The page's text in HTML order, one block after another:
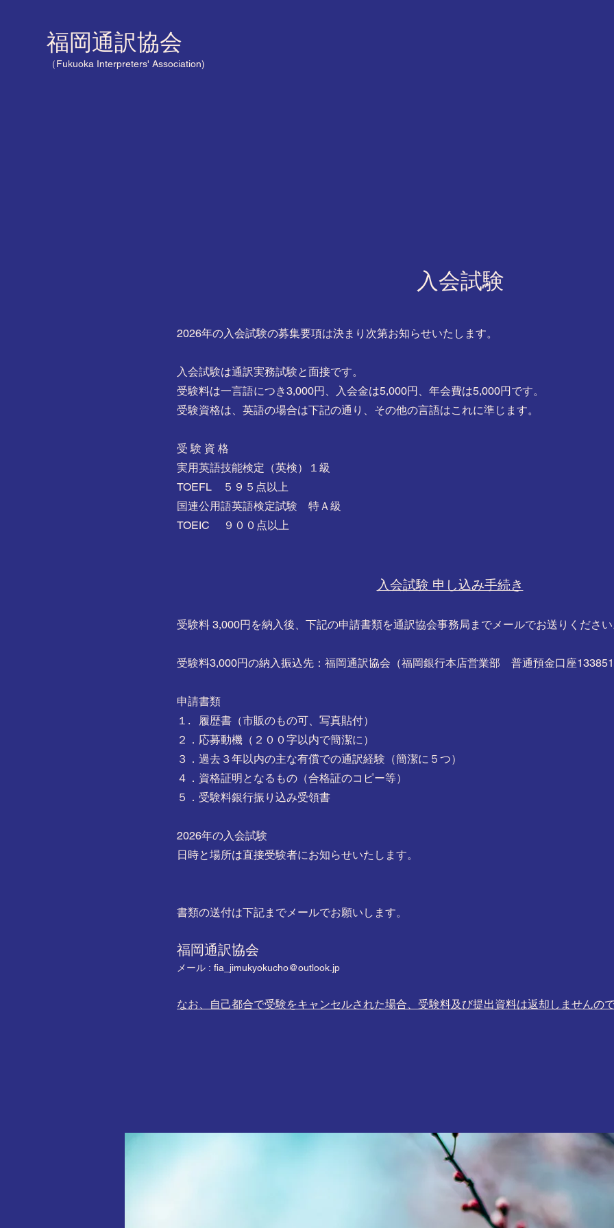
福岡通訳協会
（Fukuoka Interpreters' Association)
​入会試験
2026年の入会試験の募集要項は決まり次第お知らせいたします。
入会試験は通訳実務試験と面接です。
受験料は一言語につき3,000円、入会金は5,000円、 年会費は5,000円です。
受験資格は、英語の場合は下記の通り、その他の言語はこれに準じます。
受 験 資 格
実用英語技能検定（英検）１級
TOEFL ５９５点以上
国連公用語英語検定試験 特Ａ級
TOEIC ９００点以上
入会試験 申し込み手続き
受験料 3,000円を納入後、下記の申請書類を通訳協会事務局までメールでお送りくださ
受験料3,000円の納入振込先：福岡通訳協会（福岡銀行本店営業部 普通預金口座
申請書類
１. 履歴書（市販のもの可、写真貼付）
２．応募動機（２００字以内で簡潔に）
３．過去３年以内の主な有償での通訳経験（簡潔に５つ）
４．資格証明となるもの（合格証のコピー等）
５．受験料銀行振り込み受領書
2026年の入会試験
日時と場所は直接受験者にお知らせいたします。
書類の送付は​下記までメールでお願いします。
福岡通訳協会
メール : fia_jimukyokucho@outlook.jp
なお、自己都合で受験をキャンセルされた場合、受験料及び提出資料は返却 しませんの